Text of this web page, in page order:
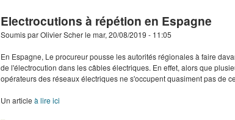
Electrocutions à répétion en Espagne
Soumis parOlivier Scherle mar, 20/08/2019 - 11:05
En Espagne, Le procureur pousse les autorités régionales à faire
de l'électrocution dans les câbles électriques. En effet, alors que
opérateurs des réseaux électriques ne s'occupent quasiment pas de
Un article à lire ici